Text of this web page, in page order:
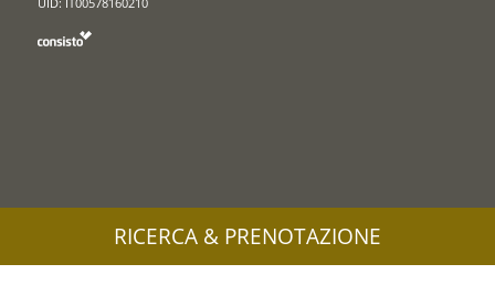
RICERCA & PRENOTAZIONE